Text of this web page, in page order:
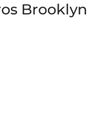
Brooklyn